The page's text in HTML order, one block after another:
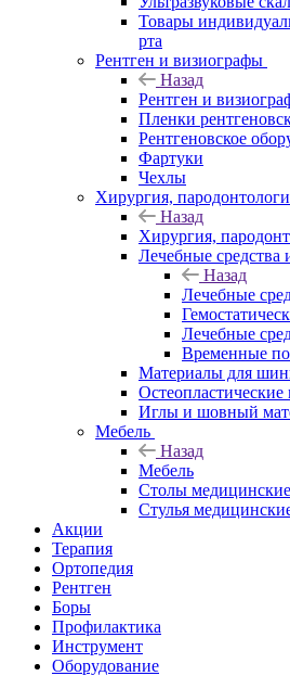
Товары
рта
Рентген и визиографы
Назад
Рентген и
Пленки
Рентгеновское
Фартуки
Чехлы
Хирургия,
Назад
Хирургия,
Лечебные средства
Назад
Лечебные
Лечебные
Временные
Материалы для
Иглы и шовный
Мебель
Назад
Мебель
Столы медицинские
Стулья
Акции
Терапия
Ортопедия
Рентген
Боры
Профилактика
Инструмент
Оборудование